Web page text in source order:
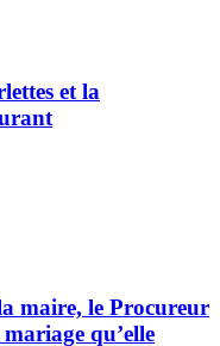
et la
maire, le Procureur
qu’elle